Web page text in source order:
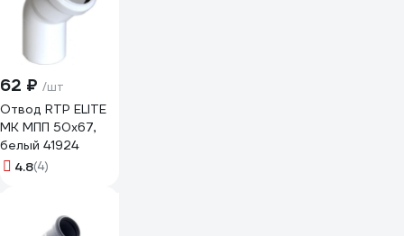
62 ₽ /шт
Отвод RTP ELITE
МК МПП 50x67,
белый 41924
4.8(4)